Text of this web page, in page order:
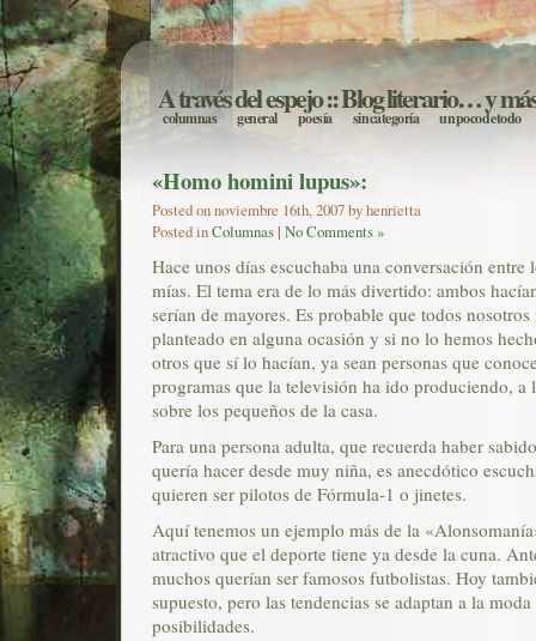
A través del espejo:: Blog literario… y
columnas general poesía sin categoría un poco de todo
«Homo homini lupus»:
Posted on noviembre 16th, 2007 by henrietta
Posted inColumnas| No Comments »
Hace unos días escuchaba una conversación entre
mías. El tema era de lo más divertido: ambos
serían de mayores. Es probable que todos
planteado en alguna ocasión y si no lo hemos
otros que sí lo hacían, ya sean personas que
programas que la televisión ha ido produciendo, a
sobre los pequeños de la casa.
Para una persona adulta, que recuerda haber
quería hacer desde muy niña, es anecdótico
quieren ser pilotos de Fórmula-1 o jinetes.
Aquí tenemos un ejemplo más de la
atractivo que el deporte tiene ya desde la cuna.
muchos querían ser famosos futbolistas. Hoy
supuesto, pero las tendencias se adaptan a la
posibilidades.